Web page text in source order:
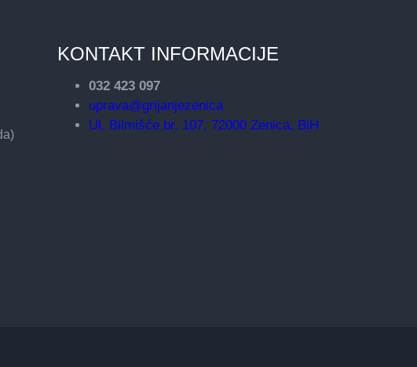
KONTAKT INFORMACIJE
032 423 097
uprava@grijanjezenica
Ul. Bilmišće br. 107, 72000 Zenica, BiH